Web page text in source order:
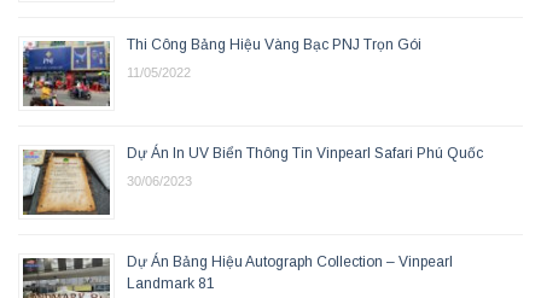
Thi Công Bảng Hiệu Vàng Bạc PNJ Trọn Gói
11/05/2022
Dự Án In UV Biển Thông Tin Vinpearl Safari Phú Quốc
30/06/2023
Dự Án Bảng Hiệu Autograph Collection – Vinpearl
Landmark 81